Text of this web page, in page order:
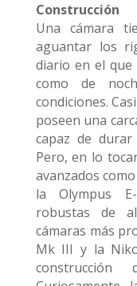
Construcción
Una cámara
aguantar los
diario en el
como de
condiciones.
poseen una
capaz de
Pero, en lo
avanzados
la Olympus
robustas de
cámaras más
Mk III y la